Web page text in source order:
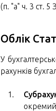
(п. "а" ч. 3 ст.
Облік
У
рахунків
окремий